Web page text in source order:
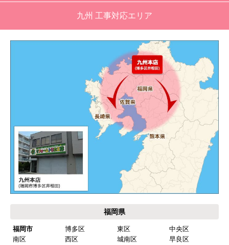
メールだとは知らず、確認できなかった。
エアコンが２００V対応型だが、同じ２００Vでも
業務用なのでコンセントの形状が違い、途中で工
事業者が買いに行く始末。注文時に形状の確認も
別の部屋もお願いしたいと考えていたが、少々不
akagenoane
欲しい商品をスムーズに注文できましたか？
九州 工事対応エリア
福岡県
福岡市 博多区 東区
中央区
南区
西区 城南区
早良区